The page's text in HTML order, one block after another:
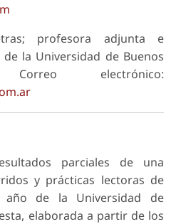
profesora adjunta e
de la Universidad de Buenos
electrónico:
parciales de una
y prácticas lectoras de
de la Universidad de
elaborada a partir de los